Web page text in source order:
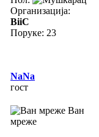
Организација:
BiiC
Поруке: 23
NaNa
гост
Ван
мреже